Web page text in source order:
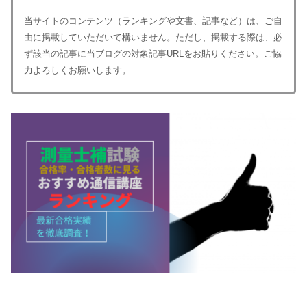
当サイトのコンテンツ（ランキングや文書、記事など）は、ご自
由に掲載していただいて構いません。ただし、掲載する際は、必
ず該当の記事に当ブログの対象記事URLをお貼りください。ご協
力よろしくお願いします。